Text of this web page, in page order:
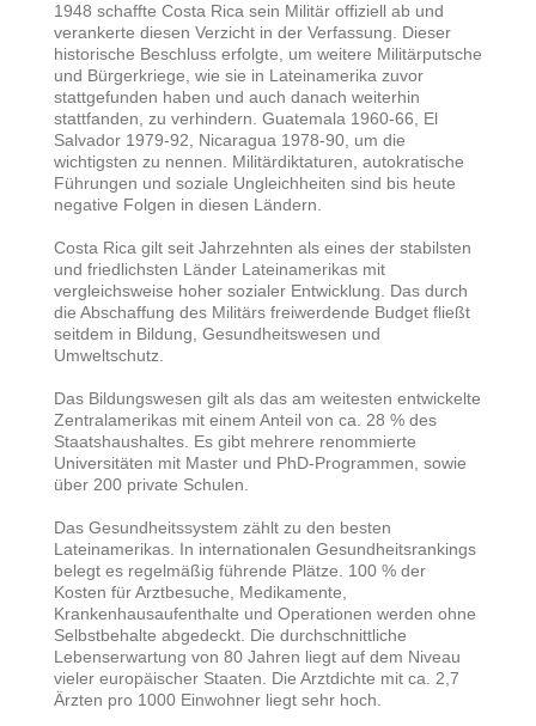
1948 schaffte Costa Rica sein Militär offiziell ab und
verankerte diesen Verzicht in der Verfassung. Dieser
historische Beschluss erfolgte, um weitere Militärputsche
und Bürgerkriege, wie sie in Lateinamerika zuvor
stattgefunden haben und auch danach weiterhin
stattfanden, zu verhindern. Guatemala 1960-66, El
Salvador 1979-92, Nicaragua 1978-90, um die
wichtigsten zu nennen. Militärdiktaturen, autokratische
Führungen und soziale Ungleichheiten sind bis heute
negative Folgen in diesen Ländern.
Costa Rica gilt seit Jahrzehnten als eines der stabilsten
und friedlichsten Länder Lateinamerikas mit
vergleichsweise hoher sozialer Entwicklung. Das durch
die Abschaffung des Militärs freiwerdende Budget fließt
seitdem in Bildung, Gesundheitswesen und
Umweltschutz.
Das Bildungswesen gilt als das am weitesten entwickelte
Zentralamerikas mit einem Anteil von ca. 28 % des
Staatshaushaltes. Es gibt mehrere renommierte
Universitäten mit Master und PhD-Programmen, sowie
über 200 private Schulen.
Das Gesundheitssystem zählt zu den besten
Lateinamerikas. In internationalen Gesundheitsrankings
belegt es regelmäßig führende Plätze. 100 % der
Kosten für Arztbesuche, Medikamente,
Krankenhausaufenthalte und Operationen werden ohne
Selbstbehalte abgedeckt. Die durchschnittliche
Lebenserwartung von 80 Jahren liegt auf dem Niveau
vieler europäischer Staaten. Die Arztdichte mit ca. 2,7
Ärzten pro 1000 Einwohner liegt sehr hoch.